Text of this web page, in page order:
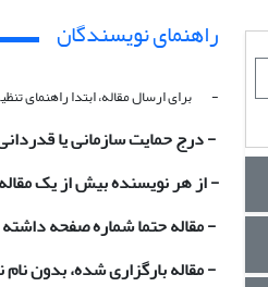
راهنمای نویسندگان
- برای ارسال مقاله، ابتدا راهنمای
- درج حمایت سازمانی یا
- از هر نویسنده بیش از یک
- مقاله حتما شماره صفحه
- مقاله بارگزاری شده، بدون